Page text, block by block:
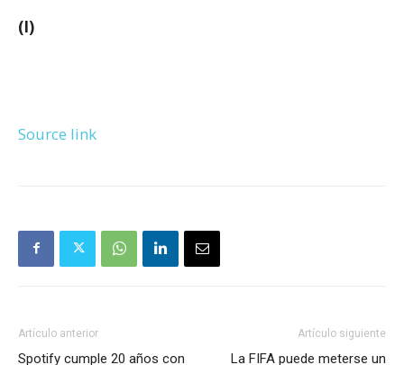
(I)
Source link
Artículo anterior
Spotify cumple 20 años con
Artículo siguiente
La FIFA puede meterse un